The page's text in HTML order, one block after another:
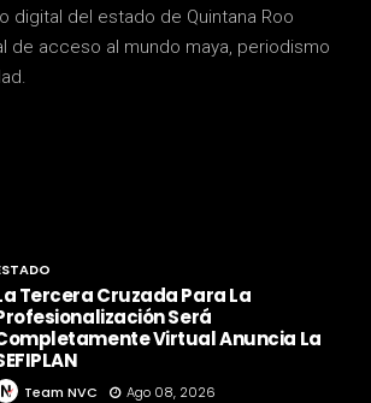
digital del estado de Quintana Roo
de acceso al mundo maya, periodismo
Tercera Cruzada Para La
Será
Virtual Anuncia La
Team NVC Ago 08, 2026